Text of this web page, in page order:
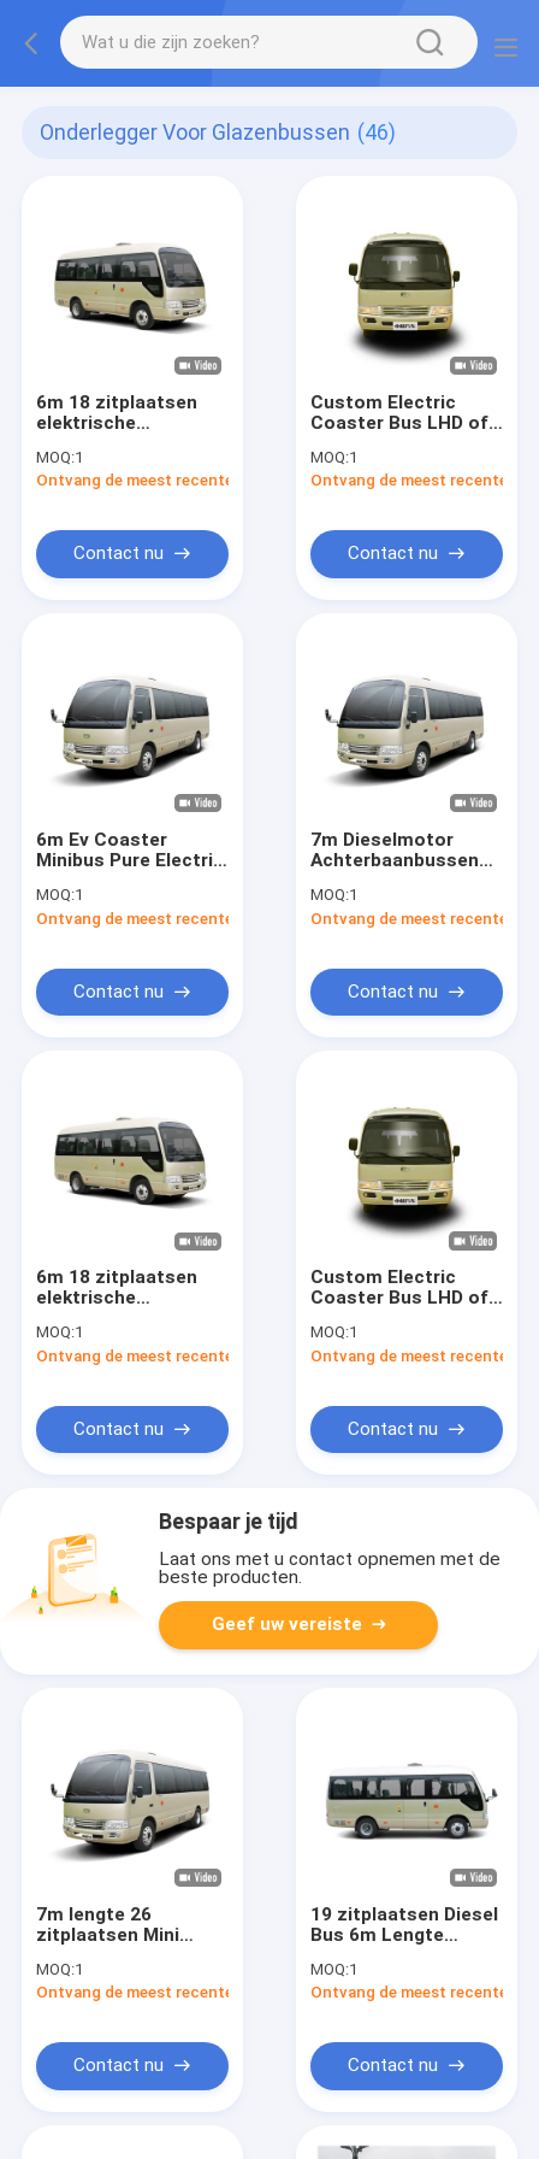
Onderlegger Voor Glazenbussen (46)
6m 18 zitplaatsen
elektrische
Middenbus voor
openbaar vervoer
MOQ:1
Ontvang de meest recente Prijs
Contact nu
Custom Electric
Coaster Bus LHD of
zitplaatsen
MOQ:1
Ontvang de meest recente
Contact nu
6m Ev Coaster
Minibus Pure Electric
zitplaatsen
Kilometer meer dan
MOQ:1
Ontvang de meest recente Prijs
Contact nu
7m Dieselmotor
Achterbaanbussen
Leaf Spring
Suspension en LHD
MOQ:1
Ontvang de meest recente
Contact nu
6m 18 zitplaatsen
elektrische
Middenbus voor
openbaar vervoer
MOQ:1
Ontvang de meest recente Prijs
Contact nu
Custom Electric
Coaster Bus LHD of
zitplaatsen
MOQ:1
Ontvang de meest recente
Contact nu
Bespaar je tijd
Laat ons met u contact opnemen met de
beste producten.
Geef uw vereiste
7m lengte 26
zitplaatsen Mini
Yuchai motor en
Leaf Spring
MOQ:1
Ontvang de meest recente Prijs
Contact nu
19 zitplaatsen Diesel
Bus 6m Lengte
MOQ:1
Ontvang de meest recente
Contact nu